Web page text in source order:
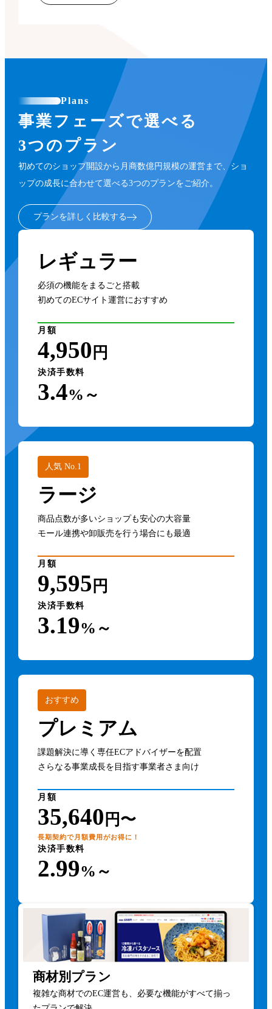
Plans
事業フェーズで選べる
3つのプラン
初めてのショップ開設から月商数億円規模の運営まで、ショ
ップの成長に合わせて選べる3つのプランをご紹介。
プランを詳しく比較する
レギュラー
必須の機能をまるごと搭載
初めてのECサイト運営におすすめ
月額
4,950 円
決済手数料
3.4%～
人気 No.1
ラージ
商品点数が多いショップも安心の大容量
モール連携や卸販売を行う場合にも最適
月額
9,595 円
決済手数料
3.19%～
おすすめ
プレミアム
課題解決に導く専任ECアドバイザーを配置
さらなる事業成長を目指す事業者さま向け
月額
35,640 円〜
長期契約で月額費用がお得に！
決済手数料
2.99%～
商材別プラン
複雑な商材でのEC運営も、必要な機能がすべて揃っ